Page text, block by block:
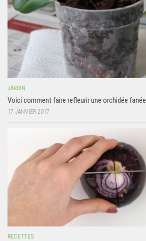
JARDIN
Voici comment faire refleurir une orchidée fanée
17 JANVIER 2017
RECETTES